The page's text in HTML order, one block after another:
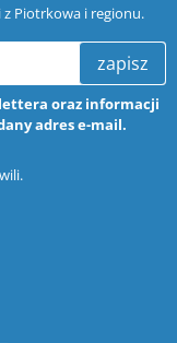
z Piotrkowa i regionu.
zapisz
oraz informacji
adres e-mail.